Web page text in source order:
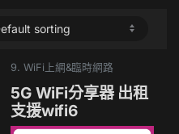
9. WiFi上網&臨時網路
5G WiFi分享器 出租
支援wifi6